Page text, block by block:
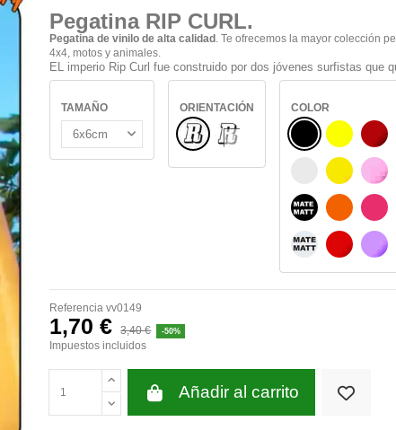
Pegatina RIP CURL.
Pegatina de vinilo de alta calidad . Te ofrecemos la mayor colección
4x4, motos y animales.
EL imperio Rip Curl fue construido por dos jóvenes surfistas que
TAMAÑO
ORIENTACIÓN
NormalINTERIOR CRISTAL
COLOR
NEGRO
BLANCO
NEGRO MATE
BLANCO MATE
AMARILLO
NARANJA
ROJO LILA
Referencia vv0149
1,70 € 3,40 € -50%
Impuestos incluidos
Añadir al carrito